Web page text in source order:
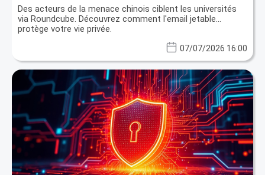
Des acteurs de la menace chinois ciblent les universités
via Roundcube. Découvrez comment l'email jetable
protège votre vie privée.
07/07/2026 16:00